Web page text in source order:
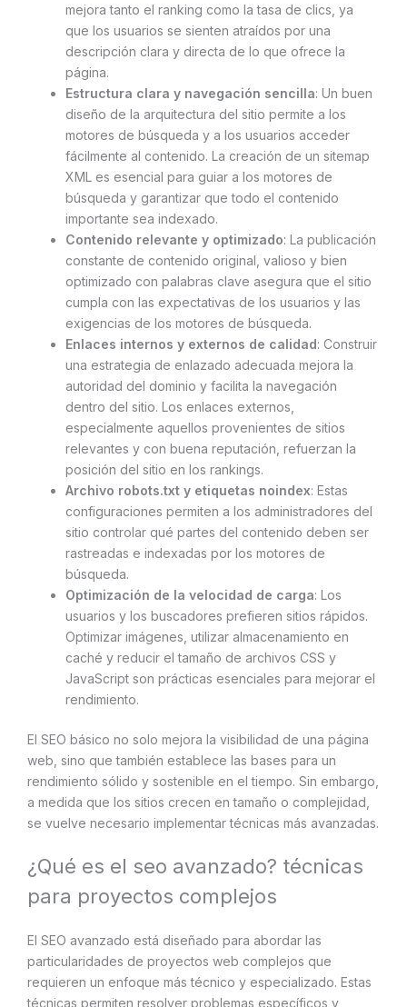
mejora tanto el ranking como la tasa de clics, ya
que los usuarios se sienten atraídos por una
descripción clara y directa de lo que ofrece la
página.
Estructura clara y navegación sencilla: Un buen
diseño de la arquitectura del sitio permite a los
motores de búsqueda y a los usuarios acceder
fácilmente al contenido. La creación de un sitemap
XML es esencial para guiar a los motores de
búsqueda y garantizar que todo el contenido
importante sea indexado.
Contenido relevante y optimizado: La publicación
constante de contenido original, valioso y bien
optimizado con palabras clave asegura que el sitio
cumpla con las expectativas de los usuarios y las
exigencias de los motores de búsqueda.
Enlaces internos y externos de calidad: Construir
una estrategia de enlazado adecuada mejora la
autoridad del dominio y facilita la navegación
dentro del sitio. Los enlaces externos,
especialmente aquellos provenientes de sitios
relevantes y con buena reputación, refuerzan la
posición del sitio en los rankings.
Archivo robots.txt y etiquetas noindex: Estas
configuraciones permiten a los administradores del
sitio controlar qué partes del contenido deben ser
rastreadas e indexadas por los motores de
búsqueda.
Optimización de la velocidad de carga: Los
usuarios y los buscadores prefieren sitios rápidos.
Optimizar imágenes, utilizar almacenamiento en
caché y reducir el tamaño de archivos CSS y
JavaScript son prácticas esenciales para mejorar el
rendimiento.
El SEO básico no solo mejora la visibilidad de una página
web, sino que también establece las bases para un
rendimiento sólido y sostenible en el tiempo. Sin embargo,
a medida que los sitios crecen en tamaño o complejidad,
se vuelve necesario implementar técnicas más avanzadas.
¿Qué es el seo avanzado? técnicas
para proyectos complejos
El SEO avanzado está diseñado para abordar las
particularidades de proyectos web complejos que
requieren un enfoque más técnico y especializado. Estas
técnicas permiten resolver problemas específicos y